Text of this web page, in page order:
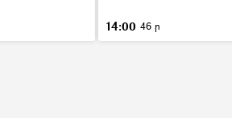
14:00 46 ր